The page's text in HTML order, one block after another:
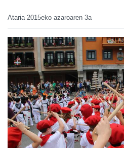
Ataria 2015eko azaroaren 3a